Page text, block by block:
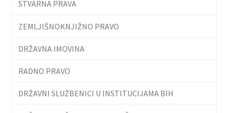
STVARNA PRAVA
ZEMLJIŠNOKNJIŽNO PRAVO
DRŽAVNA IMOVINA
RADNO PRAVO
DRŽAVNI SLUŽBENICI U INSTITUCIJAMA BIH